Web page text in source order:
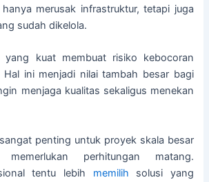
merusak infrastruktur, tetapi juga
sudah dikelola.
yang kuat membuat risiko kebocoran
ini menjadi nilai tambah besar bagi
menjaga kualitas sekaligus menekan
penting untuk proyek skala besar
perhitungan matang.
tentu lebih memilih solusi yang